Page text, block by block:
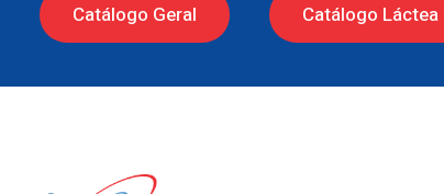
Catálogo Geral Catálogo